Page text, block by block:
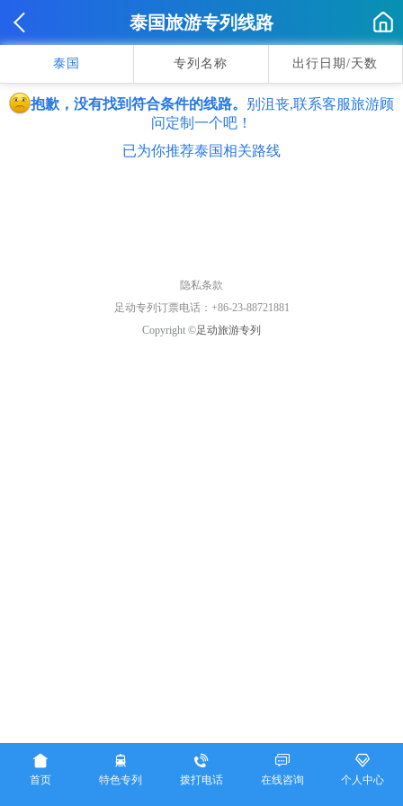
泰国旅游专列线路
泰国 专列名称 出行日期/天数
抱歉，没有找到符合条件的线路。 别沮丧,联系客服旅游顾
问定制一个吧！
已为你推荐泰国相关路线
隐私条款
足动专列订票电话：+86-23-88721881
Copyright ©足动旅游专列

首页

特色专列

拨打电话

在线咨询

个人中心